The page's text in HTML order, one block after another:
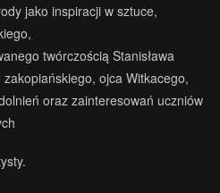
jako inspiracji w sztuce,
twórczością Stanisława
ojca Witkacego,
oraz zainteresowań uczniów